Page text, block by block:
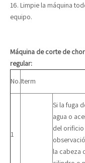
16. Limpie la máquina
equipo.
Máquina de corte de
regular:
No.Iterm
1
Si la fuga
agua o
del
la cabeza